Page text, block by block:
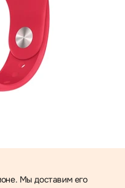
Мы доставим его